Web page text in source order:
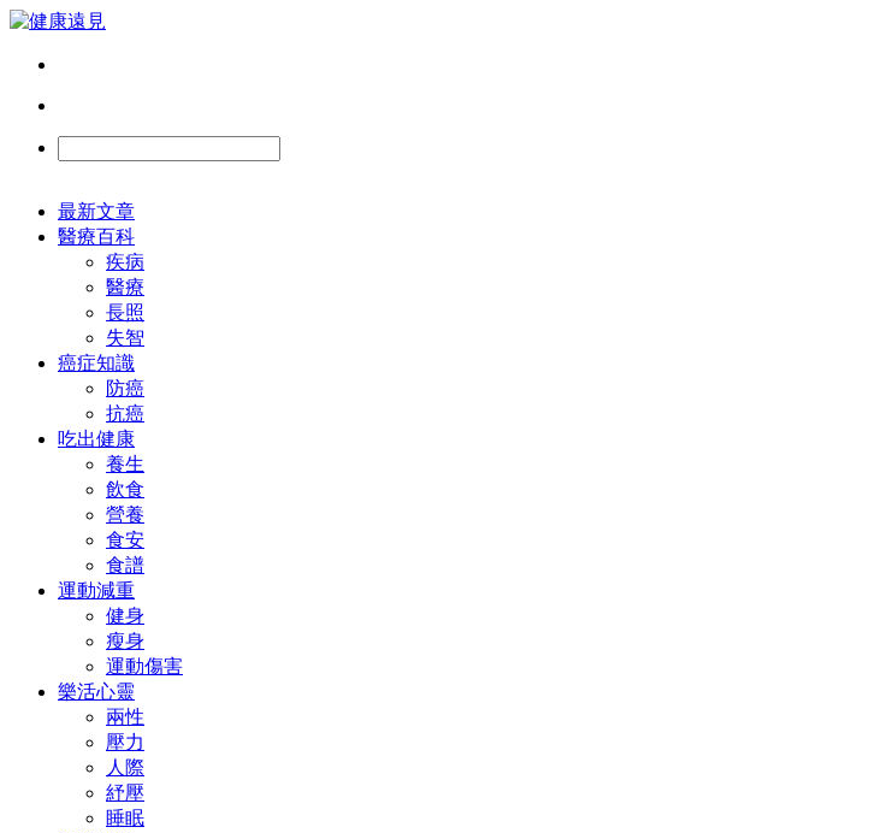
最新文章
醫療百科
疾病
醫療
長照
失智
癌症知識
防癌
抗癌
吃出健康
養生
飲食
營養
食安
食譜
運動減重
健身
瘦身
運動傷害
樂活心靈
兩性
壓力
人際
紓壓
睡眠